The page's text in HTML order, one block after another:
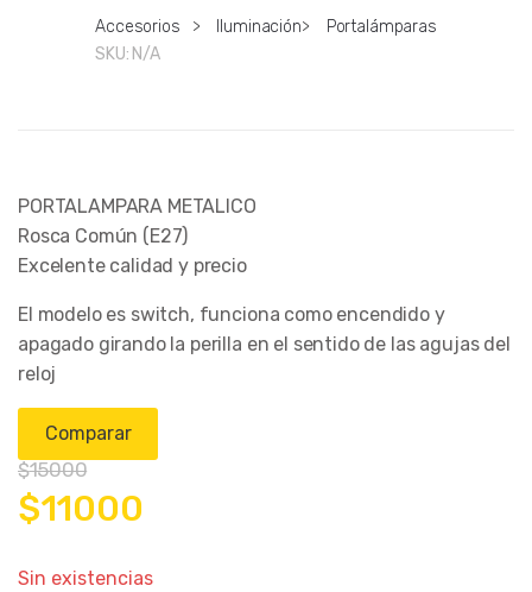
Accesorios > Iluminación>
Portalámparas
SKU: N/A
PORTALAMPARA METALICO
Rosca Común (E27)
Excelente calidad y precio
El modelo es switch, funciona como encendido y
apagado girando la perilla en el sentido de las agujas del
reloj
Comparar
$15000
El
precio
$11000
precio
Sin existencias